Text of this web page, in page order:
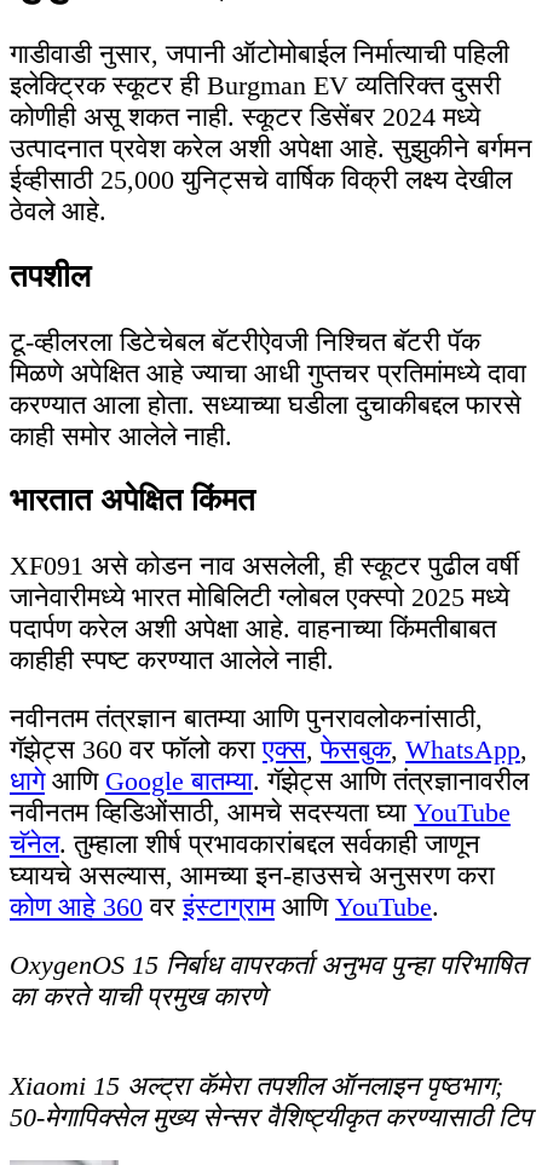
गाडीवाडी नुसार, जपानी ऑटोमोबाईल निर्मात्याची पहिली
इलेक्ट्रिक स्कूटर ही Burgman EV व्यतिरिक्त दुसरी
कोणीही असू शकत नाही. स्कूटर डिसेंबर 2024 मध्ये
उत्पादनात प्रवेश करेल अशी अपेक्षा आहे. सुझुकीने बर्गमन
ईव्हीसाठी 25,000 युनिट्सचे वार्षिक विक्री लक्ष्य देखील
ठेवले आहे.
तपशील
टू-व्हीलरला डिटेचेबल बॅटरीऐवजी निश्चित बॅटरी पॅक
मिळणे अपेक्षित आहे ज्याचा आधी गुप्तचर प्रतिमांमध्ये दावा
करण्यात आला होता. सध्याच्या घडीला दुचाकीबद्दल फारसे
काही समोर आलेले नाही.
भारतात अपेक्षित किंमत
XF091 असे कोडन नाव असलेली, ही स्कूटर पुढील वर्षी
जानेवारीमध्ये भारत मोबिलिटी ग्लोबल एक्स्पो 2025 मध्ये
पदार्पण करेल अशी अपेक्षा आहे. वाहनाच्या किंमतीबाबत
काहीही स्पष्ट करण्यात आलेले नाही.
नवीनतम तंत्रज्ञान बातम्या आणि पुनरावलोकनांसाठी,
गॅझेट्स 360 वर फॉलो कराएक्स,फेसबुक, WhatsApp,
धागेआणि Google बातम्या. गॅझेट्स आणि तंत्रज्ञानावरील
नवीनतम व्हिडिओंसाठी, आमचे सदस्यता घ्या YouTube
चॅनेल. तुम्हाला शीर्ष प्रभावकारांबद्दल सर्वकाही जाणून
घ्यायचे असल्यास, आमच्या इन-हाउसचे अनुसरण करा
कोण आहे 360 वरइंस्टाग्रामआणि YouTube.
OxygenOS 15 निर्बाध वापरकर्ता अनुभव पुन्हा परिभाषित
का करते याची प्रमुख कारणे
Xiaomi 15 अल्ट्रा कॅमेरा तपशील ऑनलाइन पृष्ठभाग;
50-मेगापिक्सेल मुख्य सेन्सर वैशिष्ट्यीकृत करण्यासाठी टिप